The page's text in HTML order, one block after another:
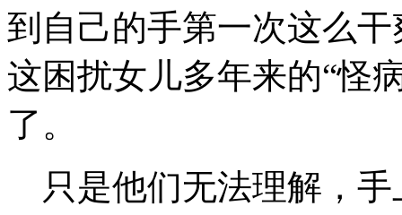
到自己的手第一次这么
这困扰女儿多年来的“怪
了。
只是他们无法理解，手